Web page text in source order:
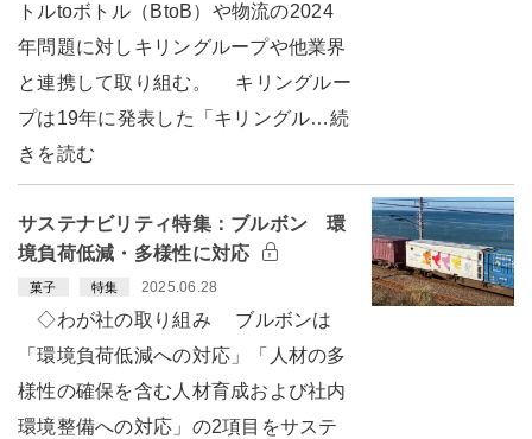
トルtoボトル（BtoB）や物流の2024
年問題に対しキリングループや他業界
と連携して取り組む。 キリングルー
プは19年に発表した「キリングル…続
きを読む
サステナビリティ特集：ブルボン 環
境負荷低減・多様性に対応
菓子 特集 2025.06.28
◇わが社の取り組み ブルボンは
「環境負荷低減への対応」「人材の多
様性の確保を含む人材育成および社内
環境整備への対応」の2項目をサステ